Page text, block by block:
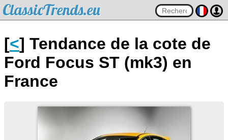
ClassicTrends.eu
[<] Tendance de la cote de
Ford Focus ST (mk3) en
France